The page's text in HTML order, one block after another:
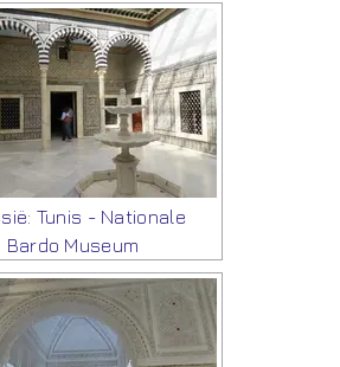
Tunis - Nationale
Bardo Museum